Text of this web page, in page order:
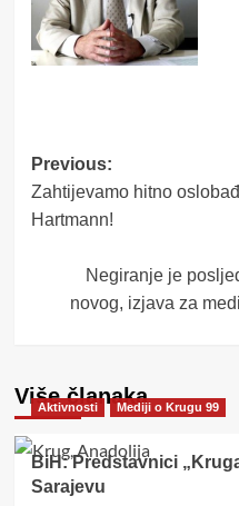
Post
navigation
Previous:
Zahtijevamo hitno
Hartmann!
Negiranje je
novog, izjava za
Više članaka
Aktivnosti Mediji o Krugu 99
BiH: Predstavnici
Sarajevu